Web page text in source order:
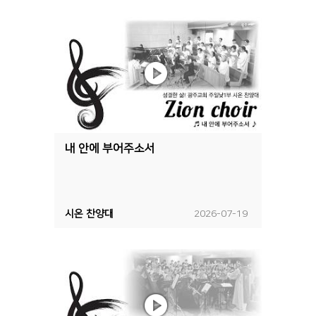
내 안에 부어주소서
2026-07-19
시온 찬양대